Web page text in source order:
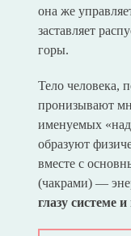
она же
заставляет
горы.
Тело человека,
пронизывают
именуемых
образуют
вместе с
(чакрами) —
глазу системе